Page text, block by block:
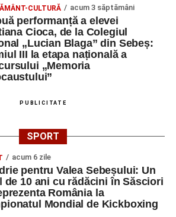
– Antrenamente libere pe traseul de
„Lucian Blaga”
de spectacole
cinematografică:
și Cătălin Rotaru, producător Gabi
23 AUGUST 2026
CULTURĂ acum 3 săptămâni
performanță a elevei
Cioca, de la Colegiul
„Lucian Blaga” din Sebeș:
III la etapa națională a
„Memoria
PUBLICITATE
SPORT
acum 6 zile
pentru Valea Sebeșului: Un
de 10 ani cu rădăcini în Săsciori
România la
Mondial de Kickboxing